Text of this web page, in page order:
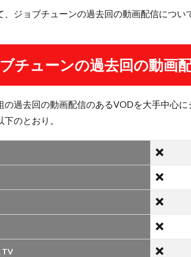
、ジョブチューンの過去回の動画配信につい
チューンの過去回の動画
の過去回の動画配信のあるVODを大手中心
のとおり。
TV